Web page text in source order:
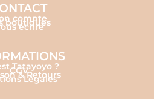
compte
boutiques
écrire
Tatayoyo ?
CGV& Retours
Légales